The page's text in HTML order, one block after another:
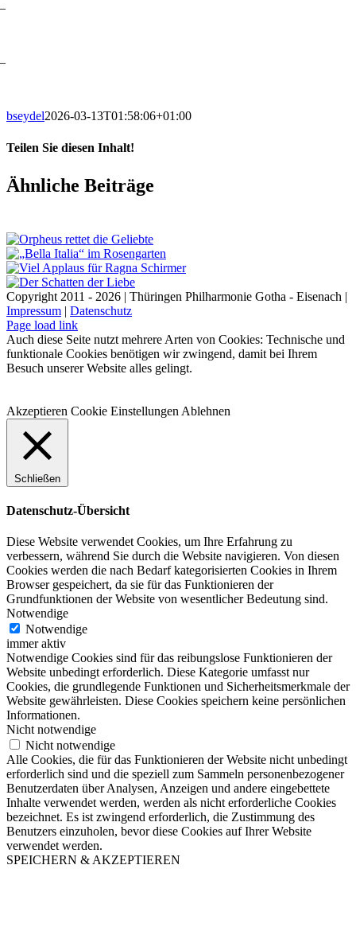
–
–
bseydel2026-03-13T01:58:06+01:00
Teilen Sie diesen Inhalt!
Facebook
X
LinkedIn
E-
Mail
Ähnliche Beiträge
Copyright 2011 - 2026 | Thüringen Philharmonie Gotha - Eisenach |
Impressum | Datenschutz
Facebook
Instagram
WhatsApp
YouTube
E-
Mail
Telefon
Page load link
Auch diese Seite nutzt mehrere Arten von Cookies: Technische und
funktionale Cookies benötigen wir zwingend, damit bei Ihrem
Besuch unserer Website alles gelingt.
Akzeptieren Cookie Einstellungen Ablehnen
Schließen
Datenschutz-Übersicht
Diese Website verwendet Cookies, um Ihre Erfahrung zu
verbessern, während Sie durch die Website navigieren. Von diesen
Cookies werden die nach Bedarf kategorisierten Cookies in Ihrem
Browser gespeichert, da sie für das Funktionieren der
Grundfunktionen der Website von wesentlicher Bedeutung sind.
Notwendige
Notwendige
immer aktiv
Notwendige Cookies sind für das reibungslose Funktionieren der
Website unbedingt erforderlich. Diese Kategorie umfasst nur
Cookies, die grundlegende Funktionen und Sicherheitsmerkmale der
Website gewährleisten. Diese Cookies speichern keine persönlichen
Informationen.
Nicht notwendige
Nicht notwendige
Alle Cookies, die für das Funktionieren der Website nicht unbedingt
erforderlich sind und die speziell zum Sammeln personenbezogener
Benutzerdaten über Analysen, Anzeigen und andere eingebettete
Inhalte verwendet werden, werden als nicht erforderliche Cookies
bezeichnet. Es ist zwingend erforderlich, die Zustimmung des
Benutzers einzuholen, bevor diese Cookies auf Ihrer Website
verwendet werden.
SPEICHERN & AKZEPTIEREN